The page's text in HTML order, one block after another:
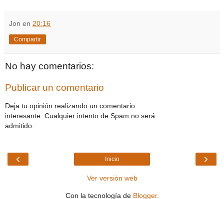
Jon en 20:16
Compartir
No hay comentarios:
Publicar un comentario
Deja tu opinión realizando un comentario
interesante. Cualquier intento de Spam no será
admitido.
‹ ›
Inicio
Ver versión web
Con la tecnología de Blogger.